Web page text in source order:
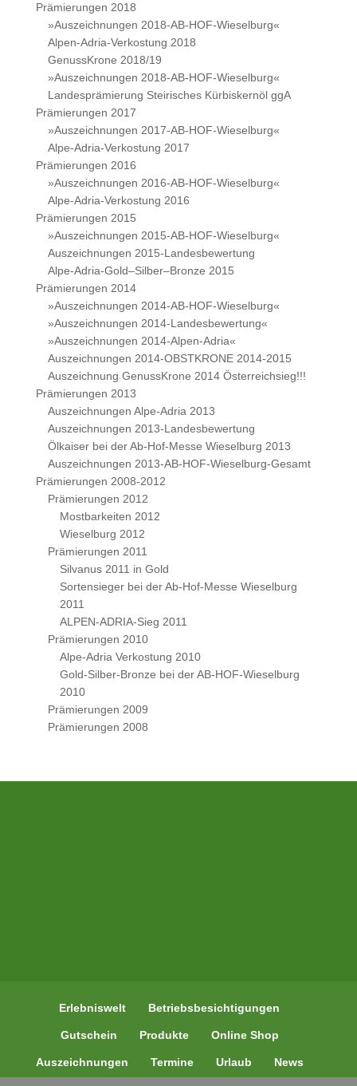
Prämierungen 2018
»Auszeichnungen 2018-AB-HOF-Wieselburg«
Alpen-Adria-Verkostung 2018
GenussKrone 2018/19
»Auszeichnungen 2018-AB-HOF-Wieselburg«
Landesprämierung Steirisches Kürbiskernöl ggA
Prämierungen 2017
»Auszeichnungen 2017-AB-HOF-Wieselburg«
Alpe-Adria-Verkostung 2017
Prämierungen 2016
»Auszeichnungen 2016-AB-HOF-Wieselburg«
Alpe-Adria-Verkostung 2016
Prämierungen 2015
»Auszeichnungen 2015-AB-HOF-Wieselburg«
Auszeichnungen 2015-Landesbewertung
Alpe-Adria-Gold–Silber–Bronze 2015
Prämierungen 2014
»Auszeichnungen 2014-AB-HOF-Wieselburg«
»Auszeichnungen 2014-Landesbewertung«
»Auszeichnungen 2014-Alpen-Adria«
Auszeichnungen 2014-OBSTKRONE 2014-2015
Auszeichnung GenussKrone 2014 Österreichsieg!!!
Prämierungen 2013
Auszeichnungen Alpe-Adria 2013
Auszeichnungen 2013-Landesbewertung
Ölkaiser bei der Ab-Hof-Messe Wieselburg 2013
Auszeichnungen 2013-AB-HOF-Wieselburg-Gesamt
Prämierungen 2008-2012
Prämierungen 2012
Mostbarkeiten 2012
Wieselburg 2012
Prämierungen 2011
Silvanus 2011 in Gold
Sortensieger bei der Ab-Hof-Messe Wieselburg
2011
ALPEN-ADRIA-Sieg 2011
Prämierungen 2010
Alpe-Adria Verkostung 2010
Gold-Silber-Bronze bei der AB-HOF-Wieselburg
2010
Prämierungen 2009
Prämierungen 2008
Erlebniswelt Betriebsbesichtigungen
Gutschein Produkte Online Shop
Auszeichnungen Termine Urlaub News